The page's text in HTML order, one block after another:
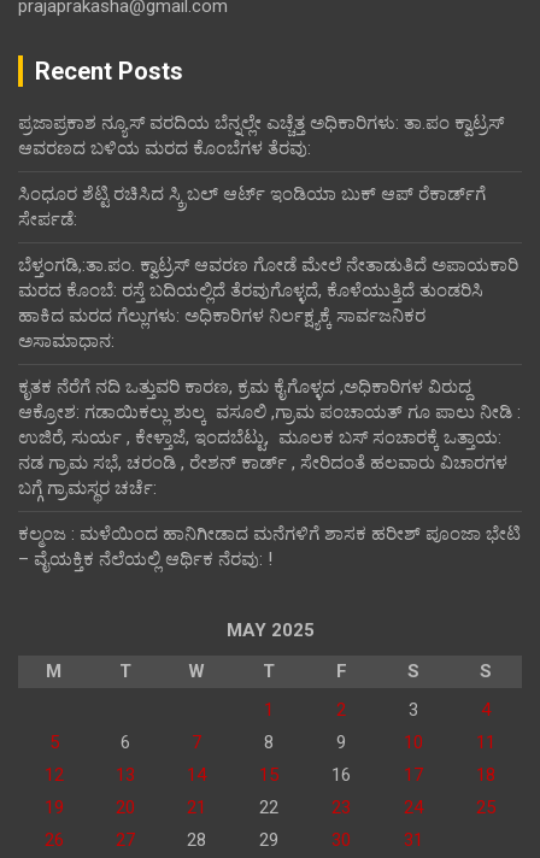
prajaprakasha@gmail.com
Recent Posts
ಪ್ರಜಾಪ್ರಕಾಶ ನ್ಯೂಸ್ ವರದಿಯ ಬೆನ್ನಲ್ಲೇ ಎಚ್ಚೆತ್ತ ಅಧಿಕಾರಿಗಳು: ತಾ.ಪಂ ಕ್ವಾಟ್ರಸ್
ಆವರಣದ ಬಳಿಯ ಮರದ ಕೊಂಬೆಗಳ ತೆರವು:
ಸಿಂಧೂರ ಶೆಟ್ಟಿ ರಚಿಸಿದ ಸ್ಕ್ರಿಬಲ್ ಆರ್ಟ್ ಇಂಡಿಯಾ ಬುಕ್ ಆಪ್ ರೆಕಾರ್ಡ್‌ಗೆ
ಸೇರ್ಪಡೆ:
ಬೆಳ್ತಂಗಡಿ,:ತಾ.ಪಂ‌. ಕ್ವಾಟ್ರಸ್ ಆವರಣ ಗೋಡೆ ಮೇಲೆ ನೇತಾಡುತಿದೆ ಅಪಾಯಕಾರಿ
ಮರದ ಕೊಂಬೆ: ರಸ್ತೆ ಬದಿಯಲ್ಲಿದೆ ತೆರವುಗೊಳ್ಳದೆ, ಕೊಳೆಯುತ್ತಿದೆ ತುಂಡರಿಸಿ
ಹಾಕಿದ ಮರದ ಗೆಲ್ಲುಗಳು: ಅಧಿಕಾರಿಗಳ ನಿರ್ಲಕ್ಷ್ಯಕ್ಕೆ ಸಾರ್ವಜನಿಕರ
ಅಸಾಮಾಧಾನ:
ಕೃತಕ ನೆರೆಗೆ ನದಿ ಒತ್ತುವರಿ ಕಾರಣ, ಕ್ರಮ ಕೈಗೊಳ್ಳದ ,ಅಧಿಕಾರಿಗಳ ವಿರುದ್ದ
ಆಕ್ರೋಶ: ಗಡಾಯಿಕಲ್ಲು ಶುಲ್ಕ ವಸೂಲಿ ,ಗ್ರಾಮ ಪಂಚಾಯತ್ ಗೂ ಪಾಲು ನೀಡಿ :
ಉಜಿರೆ, ಸುರ್ಯ , ಕೇಳ್ತಾಜೆ, ಇಂದಬೆಟ್ಟು, ಮೂಲಕ ಬಸ್ ಸಂಚಾರಕ್ಕೆ ಒತ್ತಾಯ:
ನಡ ಗ್ರಾಮ ಸಭೆ, ಚರಂಡಿ , ರೇಶನ್ ಕಾರ್ಡ್ , ಸೇರಿದಂತೆ ಹಲವಾರು ವಿಚಾರಗಳ
ಬಗ್ಗೆ ಗ್ರಾಮಸ್ಥರ ಚರ್ಚೆ:
ಕಲ್ಮಂಜ : ಮಳೆಯಿಂದ ಹಾನಿಗೀಡಾದ ಮನೆಗಳಿಗೆ ಶಾಸಕ ಹರೀಶ್ ಪೂಂಜಾ ಭೇಟಿ
– ವೈಯಕ್ತಿಕ ನೆಲೆಯಲ್ಲಿ ಆರ್ಥಿಕ‌ ನೆರವು: !
MAY 2025
M
T W T F S
S
1
2 3
4
5
6 7 8 9 10
11
12
13 14 15 16 17
18
19
20 21 22 23 24
25
26
27 28 29 30 31